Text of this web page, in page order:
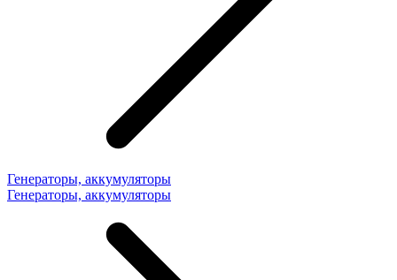
Генераторы, аккумуляторы
Генераторы, аккумуляторы